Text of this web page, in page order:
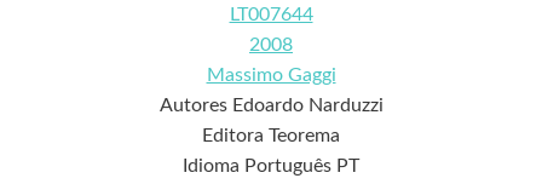
LT007644
2008
Massimo Gaggi
Autores Edoardo Narduzzi
Editora Teorema
Idioma Português PT